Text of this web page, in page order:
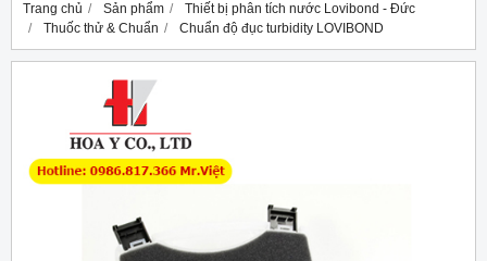
Trang chủ Sản phẩm
Thiết bị phân tích nước Lovibond - Đức
Thuốc thử & Chuẩn
Chuẩn độ đục turbidity LOVIBOND